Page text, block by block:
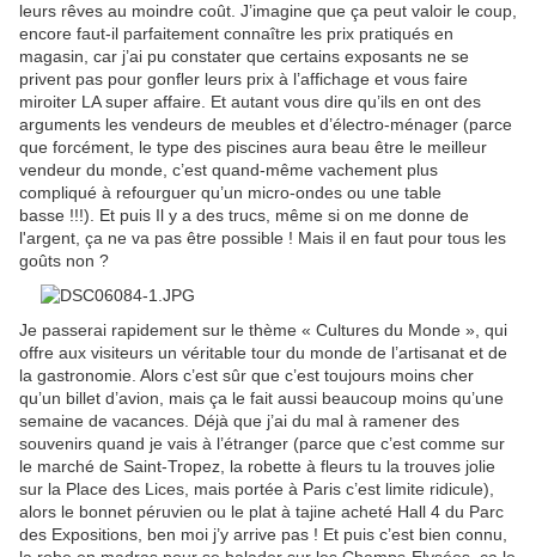
leurs rêves au moindre coût. J’imagine que ça peut valoir le coup,
encore faut-il parfaitement connaître les prix pratiqués en
magasin, car j’ai pu constater que certains exposants ne se
privent pas pour gonfler leurs prix à l’affichage et vous faire
miroiter LA super affaire. Et autant vous dire qu’ils en ont des
arguments les vendeurs de meubles et d’électro-ménager (parce
que forcément, le type des piscines aura beau être le meilleur
vendeur du monde, c’est quand-même vachement plus
compliqué à refourguer qu’un micro-ondes ou une table
basse !!!). Et puis Il y a des trucs, même si on me donne de
l'argent, ça ne va pas être possible ! Mais il en faut pour tous les
goûts non ?
Je passerai rapidement sur le thème « Cultures du Monde », qui
offre aux visiteurs un véritable tour du monde de l’artisanat et de
la gastronomie. Alors c’est sûr que c’est toujours moins cher
qu’un billet d’avion, mais ça le fait aussi beaucoup moins qu’une
semaine de vacances. Déjà que j’ai du mal à ramener des
souvenirs quand je vais à l’étranger (parce que c’est comme sur
le marché de Saint-Tropez, la robette à fleurs tu la trouves jolie
sur la Place des Lices, mais portée à Paris c’est limite ridicule),
alors le bonnet péruvien ou le plat à tajine acheté Hall 4 du Parc
des Expositions, ben moi j’y arrive pas ! Et puis c’est bien connu,